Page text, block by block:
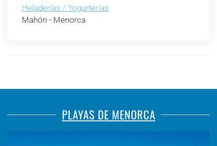
Heladerías / Yogurterías
Mahón - Menorca
PLAYAS DE MENORCA